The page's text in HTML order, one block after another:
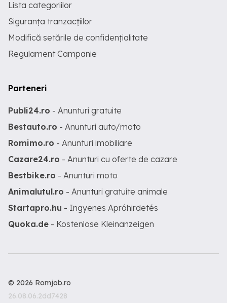
Lista categoriilor
Siguranța tranzacțiilor
Modifică setările de confidențialitate
Regulament Campanie
Parteneri
Publi24.ro - Anunturi gratuite
Bestauto.ro - Anunturi auto/moto
Romimo.ro - Anunturi imobiliare
Cazare24.ro - Anunturi cu oferte de cazare
Bestbike.ro - Anunturi moto
Animalutul.ro - Anunturi gratuite animale
Startapro.hu - Ingyenes Apróhirdetés
Quoka.de - Kostenlose Kleinanzeigen
© 2026 Romjob.ro
26.08.06.2dd7428